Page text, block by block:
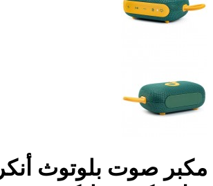
مكبر صوت بلوتوث أنكر